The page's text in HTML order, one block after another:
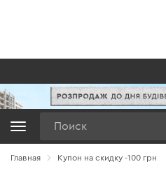
Главная Купон на скидку -100 грн